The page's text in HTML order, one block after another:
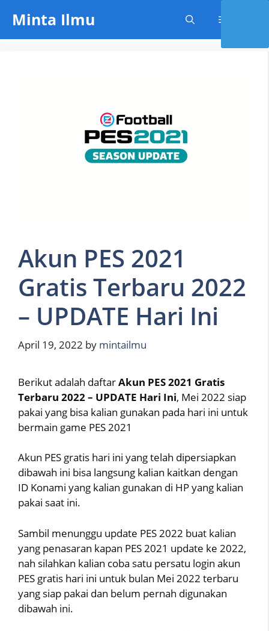
content
Minta Ilmu
Akun PES 2021
Gratis Terbaru 2022
– UPDATE Hari Ini
April 19, 2022 by mintailmu
Berikut adalah daftarAkun PES 2021 Gratis
Terbaru 2022 – UPDATE Hari Ini, Mei 2022 siap
pakai yang bisa kalian gunakan pada hari ini untuk
bermain game PES 2021
Akun PES gratis hari ini yang telah dipersiapkan
dibawah ini bisa langsung kalian kaitkan dengan
ID Konami yang kalian gunakan di HP yang kalian
pakai saat ini.
Sambil menunggu update PES 2022 buat kalian
yang penasaran kapan PES 2021 update ke 2022,
nah silahkan kalian coba satu persatu login akun
PES gratis hari ini untuk bulan Mei 2022 terbaru
yang siap pakai dan belum pernah digunakan
dibawah ini.